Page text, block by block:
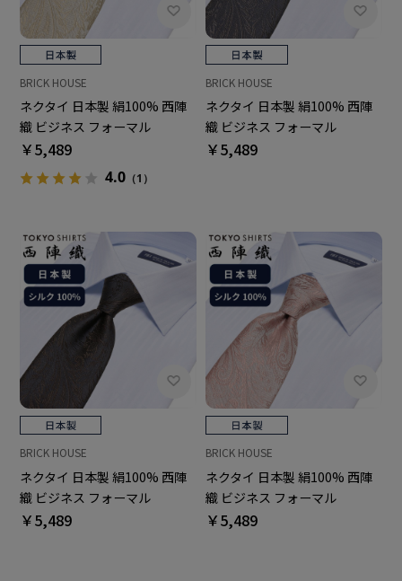
BRICK HOUSE
ネクタイ 日本製 絹100% 西陣
織 ビジネス フォーマル
￥5,489
4.0（1）
BRICK HOUSE
ネクタイ 日本製 絹100% 西陣
織 ビジネス フォーマル
￥5,489
BRICK HOUSE
ネクタイ 日本製 絹100% 西陣
織 ビジネス フォーマル
￥5,489
BRICK HOUSE
ネクタイ 日本製 絹100% 西陣
織 ビジネス フォーマル
￥5,489